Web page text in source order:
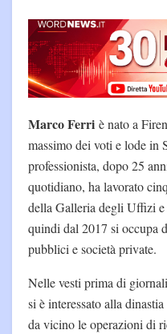
Marco Ferri è nato a
massimo dei voti e lode in
professionista, dopo 25
quotidiano, ha lavorato
della Galleria degli Uffizi
quindi dal 2017 si occupa
pubblici e società private.
Nelle vesti prima di
si è interessato alla
da vicino le operazioni di